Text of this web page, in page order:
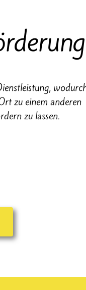
zu einem anderen
zu lassen.